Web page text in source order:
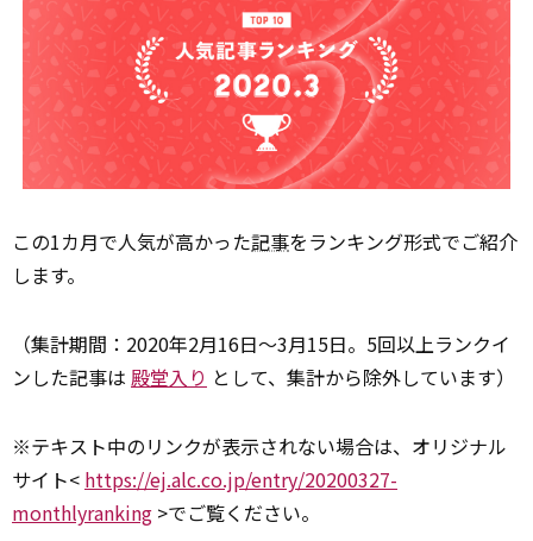
この1カ月で人気が高かった記事をランキング形式でご紹介
します。
（集計期間：2020年2月16日～3月15日。5回以上ランクイ
ンした記事は 殿堂入り として、集計から除外しています）
※テキスト中のリンクが表示されない場合は、オリジナル
サイト< https://ej.alc.co.jp/entry/20200327-
monthlyranking >でご覧ください。